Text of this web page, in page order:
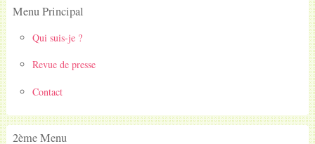
Menu Principal
Qui suis-je ?
Revue de presse
Contact
2ème Menu